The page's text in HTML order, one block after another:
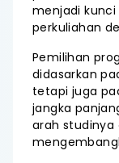
menjadi
perkuliahan
Pemilihan
didasarkan
tetapi juga
jangka
arah